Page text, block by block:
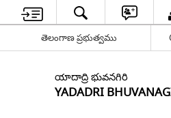
తెలంగాణ ప్రభుత్వము
యాదాద్రి భువనగిరి
YADADRI